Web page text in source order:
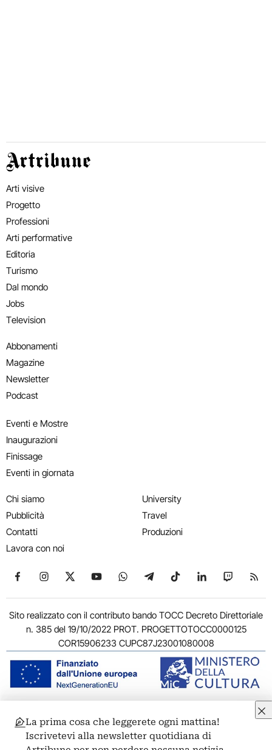
Artribune
Arti visive
Progetto
Professioni
Arti performative
Editoria
Turismo
Dal mondo
Jobs
Television
Abbonamenti
Magazine
Newsletter
Podcast
Eventi e Mostre
Inaugurazioni
Finissage
Eventi in giornata
Chi siamo
Pubblicità
Contatti
Lavora con noi
University
Travel
Produzioni
Seguici su Facebook
Seguici su Instagram
Seguici su X
Seguici su YouTube
Seguici su WhatsApp
Seguici su Telegram
Seguici su TikTok
Seguici su
Seguici
Sito realizzato con il contributo bando TOCC Decreto Direttoriale
n. 385 del 19/10/2022 PROT. PROGETTOTOCC0000125
COR15906233 CUPC87J23001080008
© 2011-2026 ARTRIBUNE srl – Corso Vittorio Emanuele II, 287 –
00186 Roma - P.I. 11381581005
Privacy: Responsabile della protezione dei dati personali
La prima cosa che leggerete ogni mattina!
Iscrivetevi alla newsletter quotidiana di